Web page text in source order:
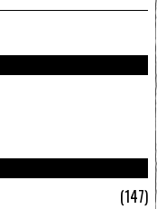
147